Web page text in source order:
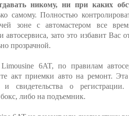
никому, ни при каких
самому. Полностью
зоне с автомастером все
автосервиса, зато это избавит Вас
прозрачной.
6AT, по правилам
акт приемки авто на ремонт. Эта
о регистрации.
либо на подъемник.